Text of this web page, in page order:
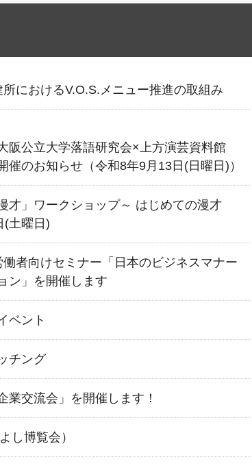
におけるV.O.S.メニュー推進の取組み
阪公立大学落語研究会×上方演芸資料館
催のお知らせ（令和8年9月13日(日曜日)）
才」ワークショップ～ はじめての漫才
土曜日)
者向けセミナー「日本のビジネスマナー
ン」を開催します
ベント
チング
業交流会」を開催します！
し博覧会）